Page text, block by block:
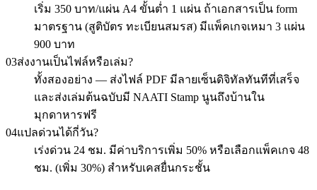
เริ่ม 350 บาท/แผ่น A4 ขั้นต่ำ 1 แผ่น ถ้าเอกสารเป็น form
มาตรฐาน (สูติบัตร ทะเบียนสมรส) มีแพ็คเกจเหมา 3 แผ่น
900 บาท
03ส่งงานเป็นไฟล์หรือเล่ม?
ทั้งสองอย่าง — ส่งไฟล์ PDF มีลายเซ็นดิจิทัลทันทีที่เสร็จ
และส่งเล่มต้นฉบับมี NAATI Stamp นูนถึงบ้านใน
มุกดาหารฟรี
04แปลด่วนได้กี่วัน?
เร่งด่วน 24 ชม. มีค่าบริการเพิ่ม 50% หรือเลือกแพ็คเกจ 48
ชม. (เพิ่ม 30%) สำหรับเคสยื่นกระชั้น